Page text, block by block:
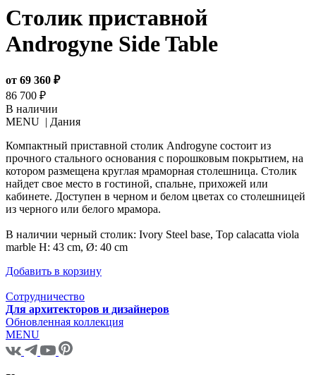
Столик приставной
Androgyne Side Table
от 69 360 ₽
86 700 ₽
В наличии
MENU | Дания
Компактный приставной столик Androgyne состоит из
прочного стального основания с порошковым покрытием, на
котором размещена круглая мраморная столешница. Столик
найдет свое место в гостиной, спальне, прихожей или
кабинете. Доступен в черном и белом цветах со столешницей
из черного или белого мрамора.
В наличии черный столик: Ivory Steel base, Top calacatta viola
marble H: 43 cm, Ø: 40 cm
Добавить в корзину
Сотрудничество
Для архитекторов и дизайнеров
Обновленная коллекция
MENU